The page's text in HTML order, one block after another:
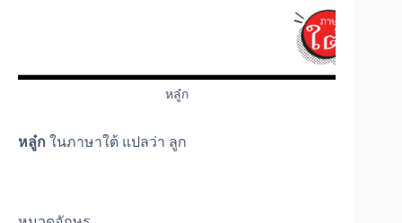
หลู๋ก
หลู๋ก ในภาษาใต้ แปลว่า ลูก